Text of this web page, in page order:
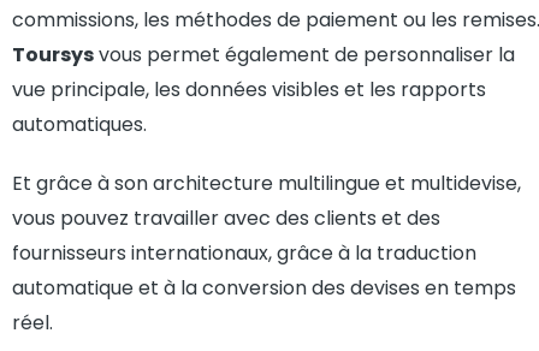
commissions, les méthodes de paiement ou les remises.
Toursysvous permet également de personnaliser la
vue principale, les données visibles et les rapports
automatiques.
Et grâce à son architecture multilingue et multidevise,
vous pouvez travailler avec des clients et des
fournisseurs internationaux, grâce à la traduction
automatique et à la conversion des devises en temps
réel.